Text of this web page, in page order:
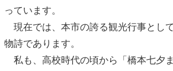
っています。
現在では、本市の誇る観光行事とし
物詩であります。
私も、高校時代の頃から「橋本七夕